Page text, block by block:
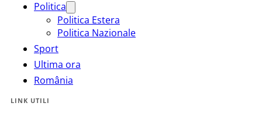
Politica
Politica Estera
Politica Nazionale
Sport
Ultima ora
România
LINK UTILI